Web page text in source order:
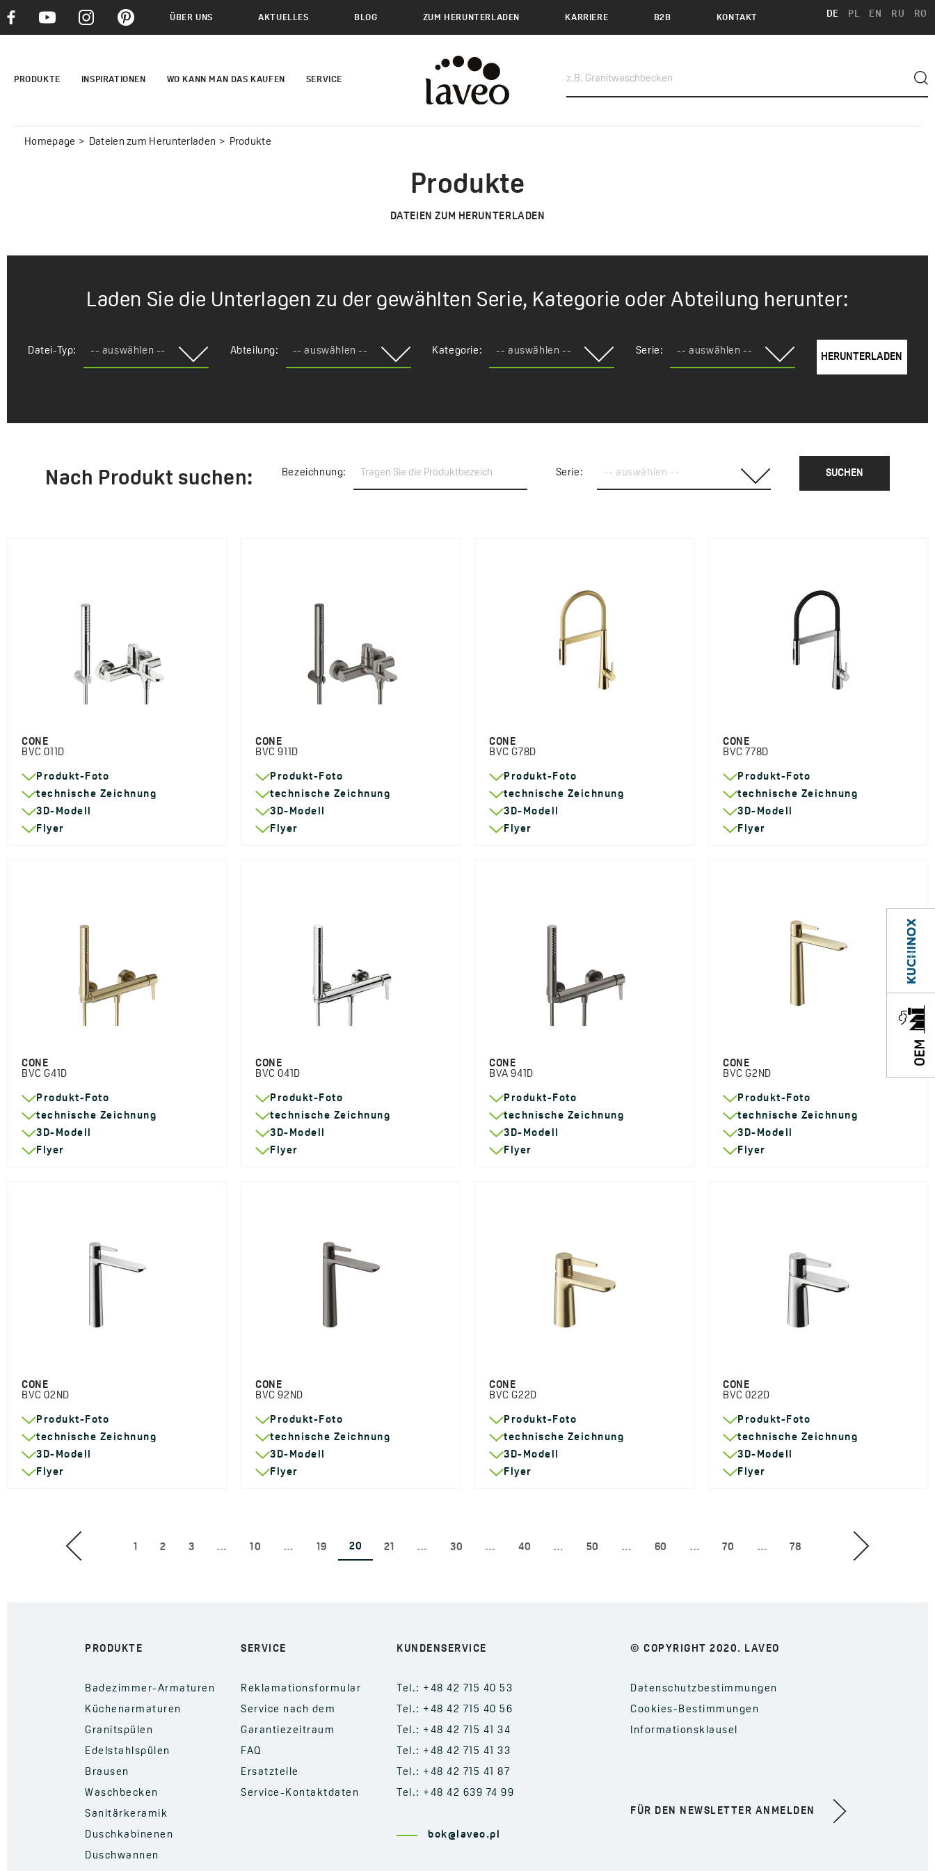
ÜBER UNS AKTUELLES BLOG ZUM HERUNTERLADEN KARRIERE B2B KONTAKT DE PL EN RU RO
PRODUKTE INSPIRATIONEN WO KANN MAN DAS KAUFEN SERVICE
Homepage Dateien zum Herunterladen Produkte
Produkte
DATEIEN ZUM HERUNTERLADEN
Laden Sie die Unterlagen zu der gewählten Serie, Kategorie oder Abteilung herunter:
Datei-Typ: -- auswählen -- Abteilung: -- auswählen -- Kategorie: -- auswählen -- Serie: -- auswählen --
HERUNTERLADEN
Nach Produkt suchen: Bezeichnung: Serie: -- auswählen -- SUCHEN
CONE
BVC 011D
Produkt-Foto
technische Zeichnung
3D-Modell
Flyer
CONE
BVC 911D
Produkt-Foto
technische Zeichnung
3D-Modell
Flyer
CONE
BVC G78D
Produkt-Foto
technische Zeichnung
3D-Modell
Flyer
CONE
BVC 778D
Produkt-Foto
technische Zeichnung
3D-Modell
Flyer
CONE
BVC G41D
Produkt-Foto
technische Zeichnung
3D-Modell
Flyer
CONE
BVC 041D
Produkt-Foto
technische Zeichnung
3D-Modell
Flyer
CONE
BVA 941D
Produkt-Foto
technische Zeichnung
3D-Modell
Flyer
CONE
BVC G2ND
Produkt-Foto
technische Zeichnung
3D-Modell
Flyer
CONE
BVC 02ND
Produkt-Foto
technische Zeichnung
3D-Modell
Flyer
CONE
BVC 92ND
Produkt-Foto
technische Zeichnung
3D-Modell
Flyer
CONE
BVC G22D
Produkt-Foto
technische Zeichnung
3D-Modell
Flyer
CONE
BVC 022D
Produkt-Foto
technische Zeichnung
3D-Modell
Flyer
1 2 3 … 10 … 19 20 21 … 30 … 40 … 50 … 60 … 70 … 78
PRODUKTE
Badezimmer-Armaturen
Küchenarmaturen
Granitspülen
Edelstahlspülen
Brausen
Waschbecken
Sanitärkeramik
Duschkabinenen
Duschwannen
SERVICE
Reklamationsformular
Service nach dem
Garantiezeitraum
FAQ
Ersatzteile
Service-Kontaktdaten
KUNDENSERVICE
Tel.: +48 42 715 40 53
Tel.: +48 42 715 40 56
Tel.: +48 42 715 41 34
Tel.: +48 42 715 41 33
Tel.: +48 42 715 41 87
Tel.: +48 42 639 74 99
bok@laveo.pl
© COPYRIGHT 2020. LAVEO
Datenschutzbestimmungen
Cookies-Bestimmungen
Informationsklausel
FÜR DEN NEWSLETTER ANMELDEN